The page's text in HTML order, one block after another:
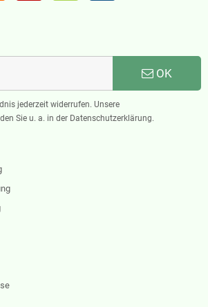
OK
jederzeit widerrufen. Unsere
Sie u. a. in der Datenschutzerklärung.